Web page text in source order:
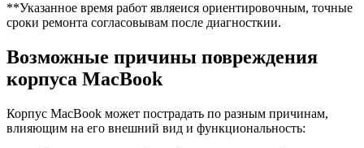
**Указанное время работ являеися ориентировочным, точные
сроки ремонта согласовывам после диагносткии.
Возможные причины повреждения
корпуса MacBook
Корпус MacBook может пострадать по разным причинам,
влияющим на его внешний вид и функциональность: